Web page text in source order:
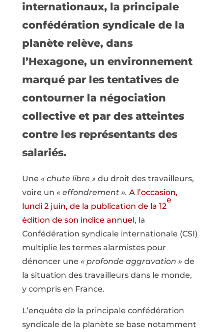
internationaux, la principale
confédération syndicale de la
planète relève, dans
l’Hexagone, un environnement
marqué par les tentatives de
contourner la négociation
collective et par des atteintes
contre les représentants des
salariés.
Une « chute libre » du droit des travailleurs,
voire un « effondrement ». A l’occasion,
lundi 2 juin, de la publication de la 12
e
édition de son indice annuel, la
Confédération syndicale internationale (CSI)
multiplie les termes alarmistes pour
dénoncer une « profonde aggravation »de
la situation des travailleurs dans le monde,
y compris en France.
L’enquête de la principale confédération
syndicale de la planète se base notamment